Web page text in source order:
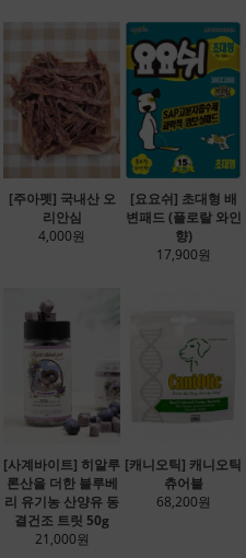
[주아펫] 국내산 오
리안심
4,000원
[요요쉬] 초대형 배
변패드 (플로랄 와인
향)
17,900원
[사계바이트] 히알루
론산을 더한 블루베
리 유기농 산양유 동
결건조 트릿 50g
21,000원
[캐니오틱] 캐니오틱
츄어블
68,200원